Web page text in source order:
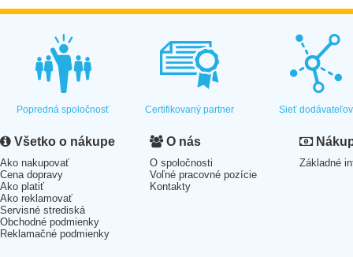
Popredná spoločnosť Certifikovaný partner Sieť dodávateľov
Všetko o nákupe
Ako nakupovať
Cena dopravy
Ako platiť
Ako reklamovať
Servisné strediská
Obchodné podmienky
Reklamačné podmienky
O nás
O spoločnosti
Voľné pracovné pozície
Kontakty
Základné